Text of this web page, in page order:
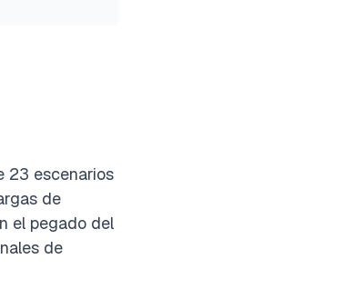
23 escenarios
de
el pegado del
de